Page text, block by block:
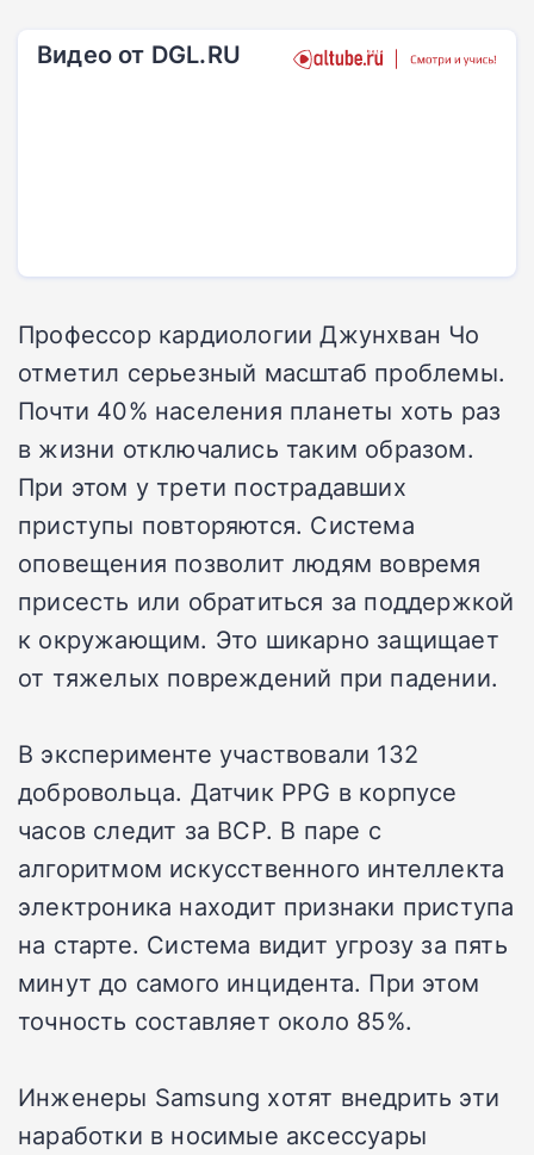
Видео от DGL.RU
Профессор кардиологии Джунхван Чо
отметил серьезный масштаб проблемы.
Почти 40% населения планеты хоть раз
в жизни отключались таким образом.
При этом у трети пострадавших
приступы повторяются. Система
оповещения позволит людям вовремя
присесть или обратиться за поддержкой
к окружающим. Это шикарно защищает
от тяжелых повреждений при падении.
В эксперименте участвовали 132
добровольца. Датчик PPG в корпусе
часов следит за ВСР. В паре с
алгоритмом искусственного интеллекта
электроника находит признаки приступа
на старте. Система видит угрозу за пять
минут до самого инцидента. При этом
точность составляет около 85%.
Инженеры Samsung хотят внедрить эти
наработки в носимые аксессуары